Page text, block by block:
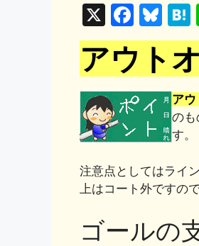
X
F
a
c
e
b
o
o
k
Bl
u
e
s
k
y
e
アウト
ア
のも
す。
注意点としてはライ
上はコート外ですの
ゴールの